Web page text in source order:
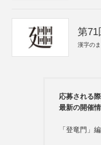
第71
漢字の
応募される
最新の開催
「登竜門」